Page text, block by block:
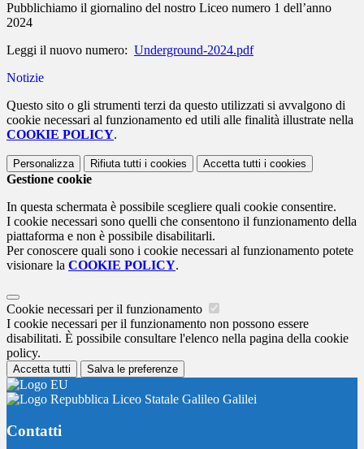
Pubblichiamo il giornalino del nostro Liceo numero 1 dell’anno
2024
Leggi il nuovo numero: Underground-2024.pdf
Notizie
Questo sito o gli strumenti terzi da questo utilizzati si avvalgono di
cookie necessari al funzionamento ed utili alle finalità illustrate nella
COOKIE POLICY.
Personalizza Rifiuta tutti i cookies Accetta tutti i cookies
Gestione cookie
In questa schermata è possibile scegliere quali cookie consentire.
I cookie necessari sono quelli che consentono il funzionamento della
piattaforma e non è possibile disabilitarli.
Per conoscere quali sono i cookie necessari al funzionamento potete
visionare la COOKIE POLICY.
Cookie necessari per il funzionamento
I cookie necessari per il funzionamento non possono essere
disabilitati. È possibile consultare l'elenco nella pagina della cookie
policy.
Accetta tutti Salva le preferenze
Liceo Statale Galileo Galilei
Contatti